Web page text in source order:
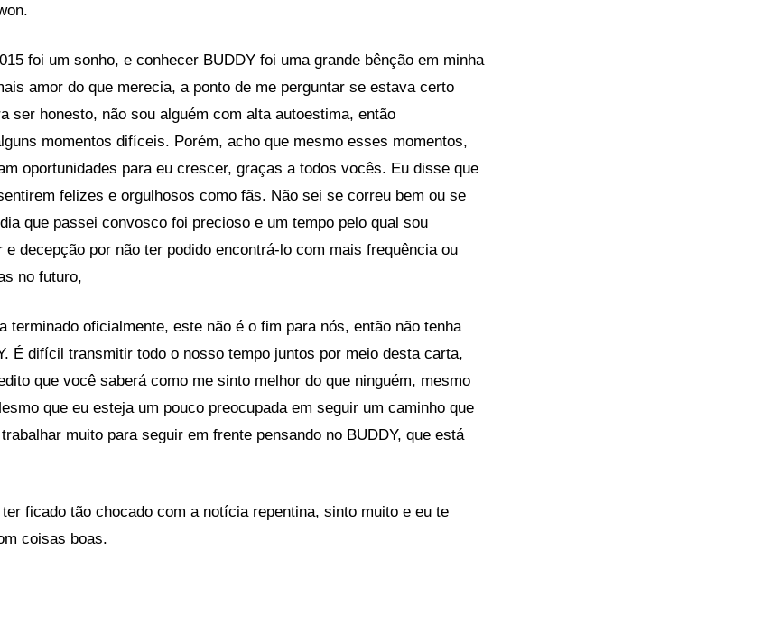
foi um sonho, e conhecer BUDDY foi uma grande bênção em minha
amor do que merecia, a ponto de me perguntar se estava certo
ser honesto, não sou alguém com alta autoestima, então
momentos difíceis. Porém, acho que mesmo esses momentos,
oportunidades para eu crescer, graças a todos vocês. Eu disse que
felizes e orgulhosos como fãs. Não sei se correu bem ou se
que passei convosco foi precioso e um tempo pelo qual sou
decepção por não ter podido encontrá-lo com mais frequência ou
no futuro,
terminado oficialmente, este não é o fim para nós, então não tenha
É difícil transmitir todo o nosso tempo juntos por meio desta carta,
que você saberá como me sinto melhor do que ninguém, mesmo
que eu esteja um pouco preocupada em seguir um caminho que
muito para seguir em frente pensando no BUDDY, que está
ficado tão chocado com a notícia repentina, sinto muito e eu te
coisas boas.